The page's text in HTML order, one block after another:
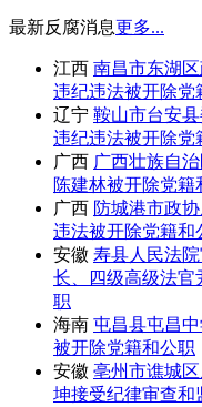
最新反腐消息更多...
江西 南昌市东湖
违纪违法被开除党
辽宁 鞍山市台安
违纪违法被开除党
广西 广西壮族自
陈建林被开除党籍
广西 防城港市政
违法被开除党籍和
安徽 寿县人民法
长、四级高级法官
职
海南 屯昌县屯昌
被开除党籍和公职
安徽 亳州市谯城
坤接受纪律审查和